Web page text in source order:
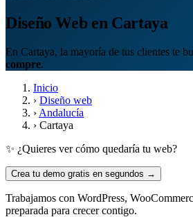
Diseño Web en Cartaya
En Cartaya, la mayoría de tus clientes te
compre.
Inicio
› Diseño web
› Andalucía
› Cartaya
✨ ¿Quieres ver cómo quedaría tu web?
Crea tu demo gratis en segundos →
Trabajamos con WordPress,
preparada para crecer contigo.